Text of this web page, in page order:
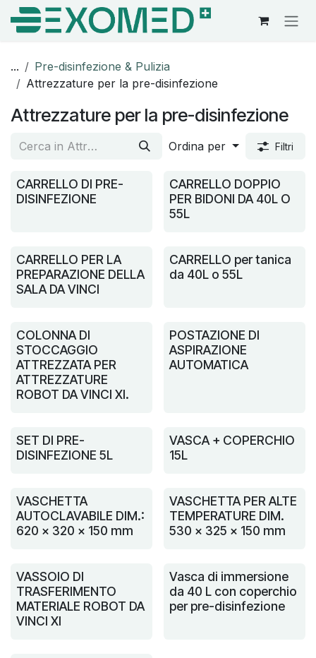
Passa al contenuto
...
Pre-disinfezione & Pulizia
Attrezzature per la pre-disinfezione
Attrezzature per la pre-disinfezione
Ordina per Filtri
CARRELLO DI PRE-
DISINFEZIONE
CARRELLO DOPPIO
PER BIDONI DA 40L O
55L
CARRELLO PER LA
PREPARAZIONE DELLA
SALA DA VINCI
CARRELLO per tanica
da 40L o 55L
COLONNA DI
STOCCAGGIO
ATTREZZATA PER
ATTREZZATURE
ROBOT DA VINCI XI.
POSTAZIONE DI
ASPIRAZIONE
AUTOMATICA
SET DI PRE-
DISINFEZIONE 5L
VASCA + COPERCHIO
15L
VASCHETTA
AUTOCLAVABILE DIM.:
620 x 320 x 150 mm
VASCHETTA PER ALTE
TEMPERATURE DIM.
530 x 325 x 150 mm
VASSOIO DI
TRASFERIMENTO
MATERIALE ROBOT DA
VINCI XI
Vasca di immersione
da 40 L con coperchio
per pre-disinfezione